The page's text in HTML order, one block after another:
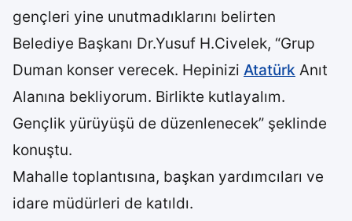
gençleri yine unutmadıklarını belirten
Belediye Başkanı Dr.Yusuf H.Civelek, “Grup
Duman konser verecek. Hepinizi Atatürk Anıt
Alanına bekliyorum. Birlikte kutlayalım.
Gençlik yürüyüşü de düzenlenecek” şeklinde
konuştu.
Mahalle toplantısına, başkan yardımcıları ve
idare müdürleri de katıldı.